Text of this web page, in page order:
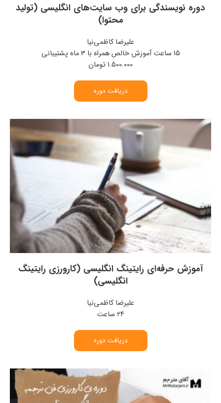
دوره نویسندگی برای وب سایت‌های انگلیسی (تولید
محتوا)
علیرضا کاظمی‌نیا
15 ساعت آموزش خالص همراه با 3 ماه پشتیبانی
1.500.000 تومان
دریافت دوره
آموزش حرفه‌ای رایتینگ انگلیسی (کارورزی رایتینگ
انگلیسی)
علیرضا کاظمی‌نیا
۲۴ ساعت
دریافت دوره